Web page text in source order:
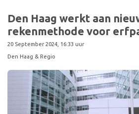
Den Haag werkt aan
rekenmethode voor
20 September 2024, 16:33 uur
Den Haag & Regio